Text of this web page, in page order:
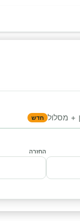
+ מסלול חדש
החזרה